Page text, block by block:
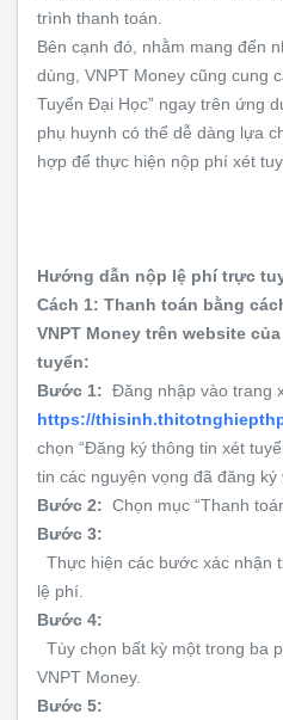
trình thanh toán.
Bên cạnh đó, nhằm mang đến
dùng, VNPT Money cũng cung
Tuyển Đại Học” ngay trên ứng
phụ huynh có thể dễ dàng lựa
hợp để thực hiện nộp phí xét
Hướng dẫn nộp lệ phí trực
Cách 1: Thanh toán bằng
VNPT Money trên website
tuyển:
Bước 1: Đăng nhập vào trang
https://
chọn “Đăng ký thông tin xét
tin các nguyện vọng đã đăng ký
Bước 2: Chọn mục “Thanh
Bước 3:
Thực hiện các bước xác nhận
lệ phí.
Bước 4:
Tùy chọn bất kỳ một trong ba
VNPT Money.
Bước 5: